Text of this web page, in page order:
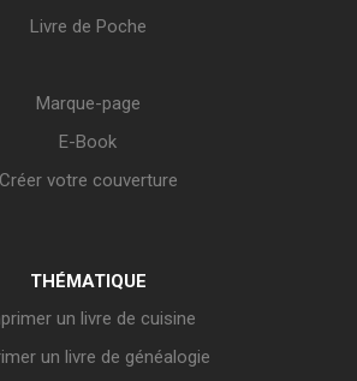
Livre de Poche
Marque-page
E-Book
Créer votre couverture
THÉMATIQUE
un livre de cuisine
un livre de généalogie